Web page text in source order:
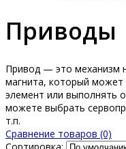
Приводы
Привод — это механизм
магнита, который может
элемент или выполнять
можете выбрать
т.п.
Сравнение товаров (0)
Сортировка: